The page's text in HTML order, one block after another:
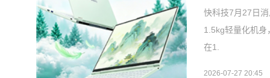
快科技7月27日
1.5kg轻量化机
在1.
2026-07-27 20:45